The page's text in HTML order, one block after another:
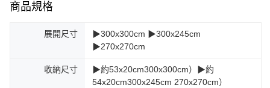
商品規格
展開尺寸
▶300x300cm ▶300x245cm
▶270x270cm
收納尺寸
▶約53x20cm300x300cm）▶約
54x20cm300x245cm 270x270cm）